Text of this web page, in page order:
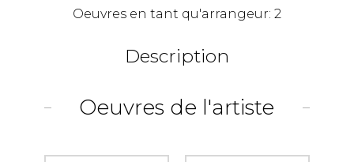
Oeuvres en tant qu'arrangeur: 2
Description
Oeuvres de l'artiste